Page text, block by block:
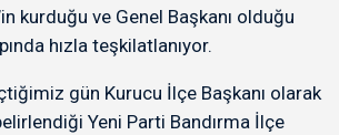
kurduğu ve Genel Başkanı olduğu
hızla teşkilatlanıyor.
gün Kurucu İlçe Başkanı olarak
Yeni Parti Bandırma İlçe